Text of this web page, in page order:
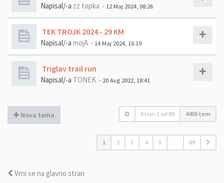
Napisal/-a zz topka - 12 Maj 2024, 08:26
TEK TROJK 2024 - 29 KM
Napisal/-a mojA - 14 Maj 2024, 16:19
Triglav trail run
Napisal/-a TONEK - 20 Avg 2022, 18:41
Nova tema Stran 1 od 89 4406 tem
1 2 3 4 5 … 89
Vrni se na glavno stran